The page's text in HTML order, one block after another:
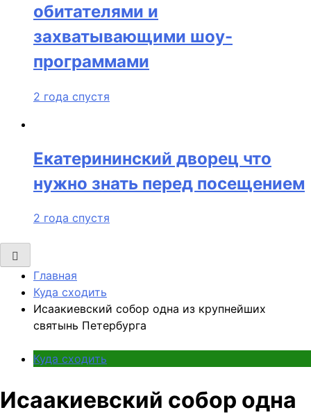
обитателями и
захватывающими шоу-
программами
2 года спустя
Екатерининский дворец что
нужно знать перед посещением
2 года спустя
Главная
Куда сходить
Исаакиевский собор одна из крупнейших
святынь Петербурга
Куда сходить
Исаакиевский собор одна